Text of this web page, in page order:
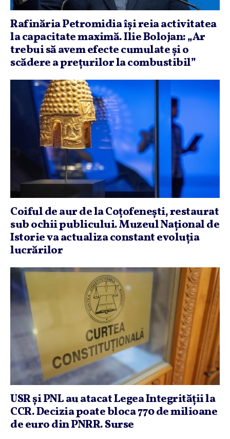
Rafinăria Petromidia îşi reia activitatea
la capacitate maximă. Ilie Bolojan: „Ar
trebui să avem efecte cumulate şi o
scădere a preţurilor la combustibil”
Coiful de aur de la Coţofeneşti, restaurat
sub ochii publicului. Muzeul Naţional de
Istorie va actualiza constant evoluţia
lucrărilor
USR şi PNL au atacat Legea Integrităţii la
CCR. Decizia poate bloca 770 de milioane
de euro din PNRR. Surse